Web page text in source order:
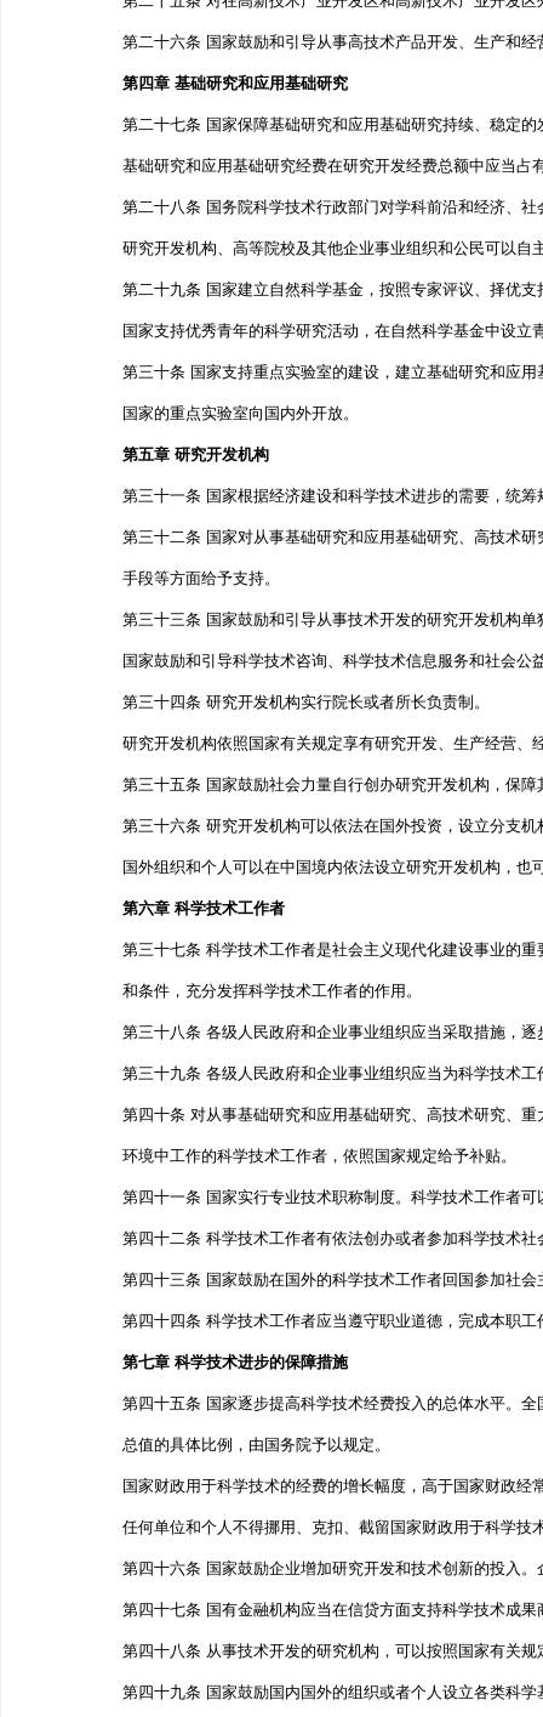
第二十六条 国家鼓励和引导从事高技术产品开发、生产和
第四章 基础研究和应用基础研究
第二十七条 国家保障基础研究和应用基础研究持续、稳
基础研究和应用基础研究经费在研究开发经费总额中应
第二十八条 国务院科学技术行政部门对学科前沿和经济
研究开发机构、高等院校及其他企业事业组织和公民可
第二十九条 国家建立自然科学基金，按照专家评议、择
国家支持优秀青年的科学研究活动，在自然科学基金中
第三十条 国家支持重点实验室的建设，建立基础研究和
国家的重点实验室向国内外开放。
第五章 研究开发机构
第三十一条 国家根据经济建设和科学技术进步的需要，
第三十二条 国家对从事基础研究和应用基础研究、高技术
手段等方面给予支持。
第三十三条 国家鼓励和引导从事技术开发的研究开发机
国家鼓励和引导科学技术咨询、科学技术信息服务和社
第三十四条 研究开发机构实行院长或者所长负责制。
研究开发机构依照国家有关规定享有研究开发、生产经
第三十五条 国家鼓励社会力量自行创办研究开发机构，
第三十六条 研究开发机构可以依法在国外投资，设立分
国外组织和个人可以在中国境内依法设立研究开发机构，
第六章 科学技术工作者
第三十七条 科学技术工作者是社会主义现代化建设事业的
和条件，充分发挥科学技术工作者的作用。
第三十八条 各级人民政府和企业事业组织应当采取措施
第三十九条 各级人民政府和企业事业组织应当为科学技
第四十条 对从事基础研究和应用基础研究、高技术研究、
环境中工作的科学技术工作者，依照国家规定给予补贴
第四十一条 国家实行专业技术职称制度。科学技术工作
第四十二条 科学技术工作者有依法创办或者参加科学技
第四十三条 国家鼓励在国外的科学技术工作者回国参加
第四十四条 科学技术工作者应当遵守职业道德，完成本职
第七章 科学技术进步的保障措施
第四十五条 国家逐步提高科学技术经费投入的总体水平。
总值的具体比例，由国务院予以规定。
国家财政用于科学技术的经费的增长幅度，高于国家财
任何单位和个人不得挪用、克扣、截留国家财政用于科
第四十六条 国家鼓励企业增加研究开发和技术创新的投
第四十七条 国有金融机构应当在信贷方面支持科学技术
第四十八条 从事技术开发的研究机构，可以按照国家有
第四十九条 国家鼓励国内国外的组织或者个人设立各类